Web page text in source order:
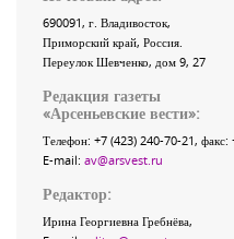
690091, г. Владивосток,
Приморский край, Россия
Переулок Шевченко, дом 9, 27
Редакция газеты
«Арсеньевские вести»:
Телефон: +7 (423) 240-70-21, факс:
E-mail: av@arsvest.ru
Редактор:
Ирина Георгиевна Гребнёва,